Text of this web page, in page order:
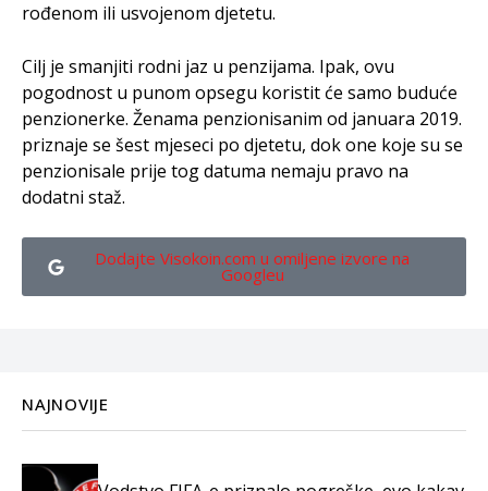
rođenom ili usvojenom djetetu.
Cilj je smanjiti rodni jaz u penzijama. Ipak, ovu
pogodnost u punom opsegu koristit će samo buduće
penzionerke. Ženama penzionisanim od januara 2019.
priznaje se šest mjeseci po djetetu, dok one koje su se
penzionisale prije tog datuma nemaju pravo na
dodatni staž.
Dodajte Visokoin.com u omiljene izvore na
Googleu
NAJNOVIJE